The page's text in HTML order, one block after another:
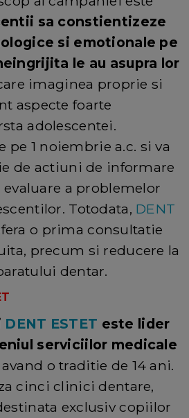
sa constientizeze
si emotionale pe
le au asupra lor
imaginea proprie si
aspecte foarte
adolescentei.
pe 1 noiembrie a.c. si va
de actiuni de informare
a problemelor
Totodata, DENT
o prima consultatie
precum si reducere la
dentar.
DENT ESTET este lider
serviciilor medicale
avand o traditie de 14 ani.
cinci clinici dentare,
exclusiv copiilor